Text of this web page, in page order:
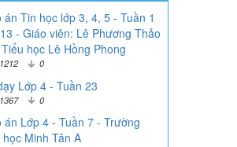
án Tin học lớp 3, 4, 5 - Tuần 1
- Giáo viên: Lê Phương Thảo
học Lê Hồng Phong
1212 0
Lớp 4 - Tuần 23
1367 0
án Lớp 4 - Tuần 7 - Trường
Minh Tân A